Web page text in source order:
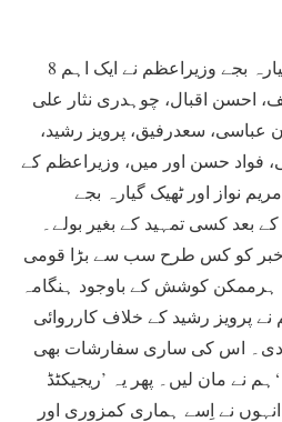
8 مئی کو اطلاع ملی کہ کل گیارہ بجے وزیراعظم نے ایک اہم
احسن اقبال، چوہدری نثار علی
عباسی، سعدرفیق، پرویز رشید،
فواد حسن اور میں، وزیراعظم کے
نواز اور ٹھیک گیارہ بجے
بعد کسی تمہید کے بغیر بولے۔
خبر کو کس طرح سب سے بڑا قومی
ہرممکن کوشش کے باوجود ہنگامہ
پرویز رشید کے خلاف کارروائی
اس کی ساری سفارشات بھی
ہم نے مان لیں۔ پھر یہ ’ریجیکٹڈ‘ (Rejected) کا ٹویٹ آگیا۔ کیا
نے اِسے ہماری کمزوری اور